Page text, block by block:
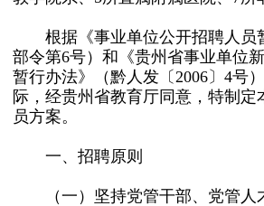
根据《事业单位公开招聘人员
部令第6号）和《贵州省事业单位
暂行办法》（黔人发〔2006〕4号
际，经贵州省教育厅同意，特制定
员方案。
一、招聘原则
（一）坚持党管干部、党管人